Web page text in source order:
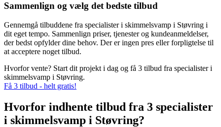
Sammenlign og vælg det bedste tilbud
Gennemgå tilbuddene fra specialister i skimmelsvamp i Støvring i
dit eget tempo. Sammenlign priser, tjenester og kundeanmeldelser,
der bedst opfylder dine behov. Der er ingen pres eller forpligtelse til
at acceptere noget tilbud.
Hvorfor vente? Start dit projekt i dag og få 3 tilbud fra specialister i
skimmelsvamp i Støvring.
Få 3 tilbud - helt gratis!
Hvorfor indhente tilbud fra 3 specialister
i skimmelsvamp i Støvring?